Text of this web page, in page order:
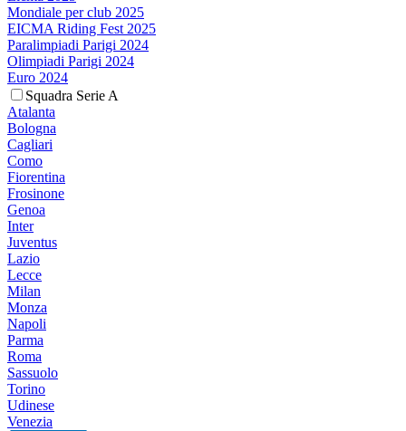
Mondiale per club 2025
EICMA Riding Fest 2025
Paralimpiadi Parigi 2024
Olimpiadi Parigi 2024
Euro 2024
Squadra Serie A
Atalanta
Bologna
Cagliari
Como
Fiorentina
Frosinone
Genoa
Inter
Juventus
Lazio
Lecce
Milan
Monza
Napoli
Parma
Roma
Sassuolo
Torino
Udinese
Venezia